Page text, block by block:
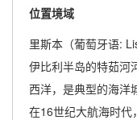
位置境域
里斯本（葡萄牙语:
伊比利半岛的特茹河
西洋，是典型的海洋
在16世纪大航海时代